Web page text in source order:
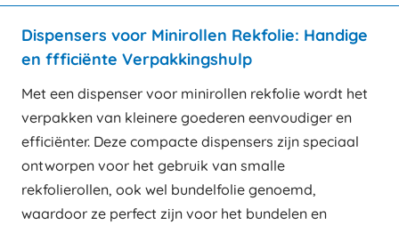
Dispensers voor Minirollen Rekfolie: Handige
en ffficiënte Verpakkingshulp
Met een dispenser voor minirollen rekfolie wordt het
verpakken van kleinere goederen eenvoudiger en
efficiënter. Deze compacte dispensers zijn speciaal
ontworpen voor het gebruik van smalle
rekfolierollen, ook wel bundelfolie genoemd,
waardoor ze perfect zijn voor het bundelen en